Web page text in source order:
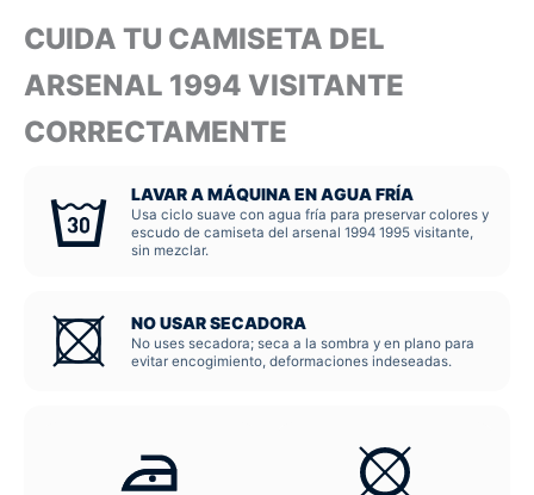
CUIDA TU CAMISETA DEL
ARSENAL 1994 VISITANTE
CORRECTAMENTE
LAVAR A MÁQUINA EN AGUA FRÍA
Usa ciclo suave con agua fría para preservar colores y
escudo de camiseta del arsenal 1994 1995 visitante,
sin mezclar.
NO USAR SECADORA
No uses secadora; seca a la sombra y en plano para
evitar encogimiento, deformaciones indeseadas.